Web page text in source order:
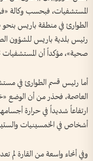
المستشفيات، فبحسب وكالة
رئيس بلدية باريس للشؤون
صحية»، مؤكداً أن المستشفيات
أما رئيس قسم الطوارئ في
العاصمة، فحذر من أن الوضع
ارتفاعاً شديداً في حرارة
أشخاص في الخمسينيات
وفي أنحاء واسعة من القارة لم